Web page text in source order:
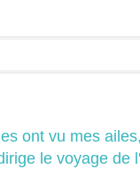
ont vu mes
le voyage de